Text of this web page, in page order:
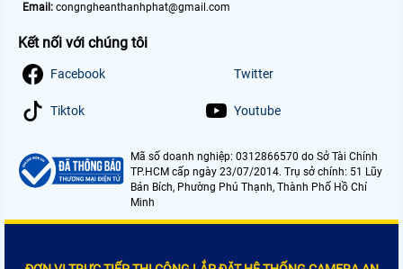
Email: congngheanthanhphat@gmail.com
Kết nối với chúng tôi
Facebook Twitter
Tiktok Youtube
Mã số doanh nghiệp: 0312866570 do Sở Tài Chính
TP.HCM cấp ngày 23/07/2014. Trụ sở chính: 51 Lũy
Bán Bích, Phường Phú Thạnh, Thành Phố Hồ Chí
Minh